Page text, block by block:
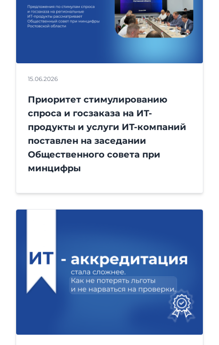
15.06.2026
Приоритет стимулированию
спроса и госзаказа на ИТ-
продукты и услуги ИТ-компаний
поставлен на заседании
Общественного совета при
минцифры